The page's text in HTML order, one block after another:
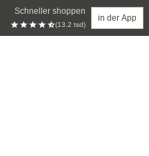
Schneller shoppen
(13.2 tsd)
in der App